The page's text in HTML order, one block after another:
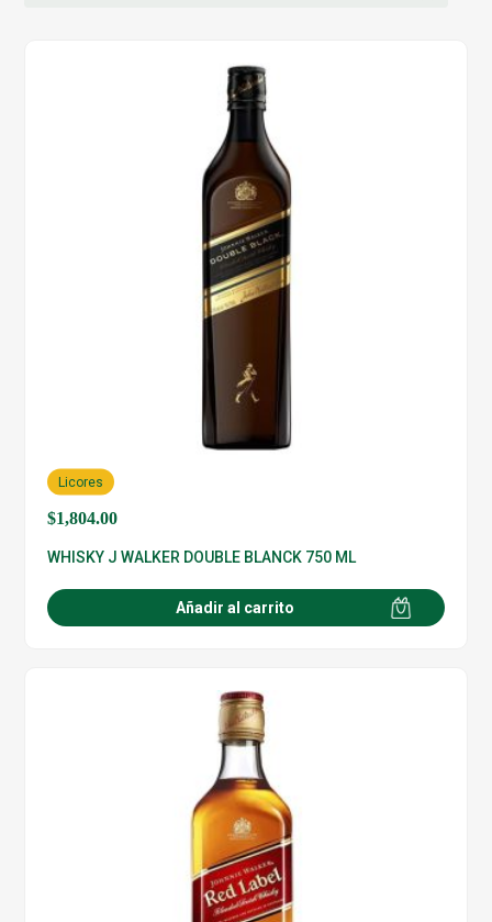
$1,804.00
Licores
WHISKY J WALKER DOUBLE BLANCK 750 ML
Añadir al carrito